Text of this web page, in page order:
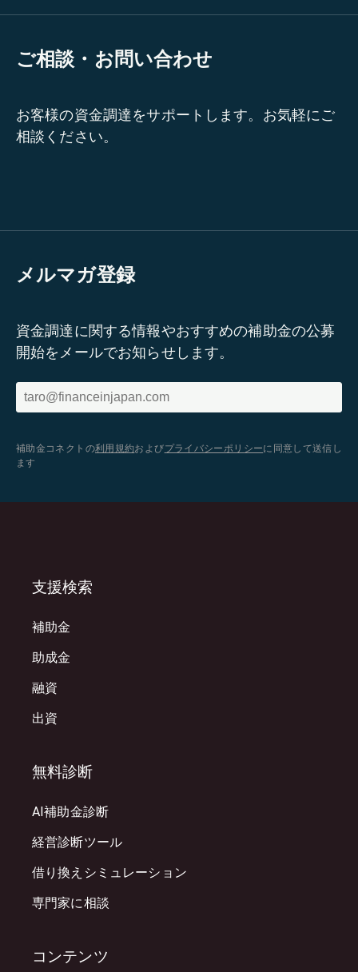
ご相談・お問い合わせ
お客様の資金調達をサポートします。お気軽にご
相談ください。
メルマガ登録
資金調達に関する情報やおすすめの補助金の公募
開始をメールでお知らせします。
補助金コネクトの利用規約およびプライバシーポリシーに同意して送信し
ます
支援検索
補助金
助成金
融資
出資
無料診断
AI補助金診断
経営診断ツール
借り換えシミュレーション
専門家に相談
コンテンツ